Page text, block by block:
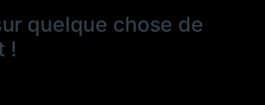
quelque chose de
!